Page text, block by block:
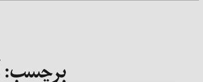
برچسب: